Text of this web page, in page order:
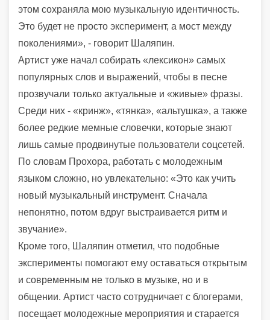
этом сохраняла мою музыкальную идентичность.
Это будет не просто эксперимент, а мост между
поколениями», - говорит Шаляпин.
Артист уже начал собирать «лексикон» самых
популярных слов и выражений, чтобы в песне
прозвучали только актуальные и «живые» фразы.
Среди них - «кринж», «тянка», «альтушка», а также
более редкие мемные словечки, которые знают
лишь самые продвинутые пользователи соцсетей.
По словам Прохора, работать с молодежным
языком сложно, но увлекательно: «Это как учить
новый музыкальный инструмент. Сначала
непонятно, потом вдруг выстраивается ритм и
звучание».
Кроме того, Шаляпин отметил, что подобные
эксперименты помогают ему оставаться открытым
и современным не только в музыке, но и в
общении. Артист часто сотрудничает с блогерами,
посещает молодежные мероприятия и старается